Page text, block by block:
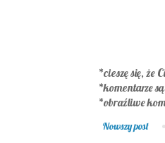
*cieszę się, że
*komentarze
*obraźliwe
Nowszy post